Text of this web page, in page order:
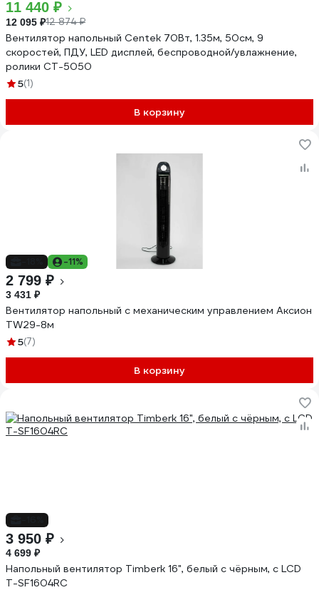
11 440 ₽
12 095 ₽12 874 ₽
Вентилятор напольный Centek 70Вт, 1.35м, 50см, 9
скоростей, ПДУ, LED дисплей, беспроводной/увлажнение,
ролики CT-5050
5(1)
В корзину
-11%
2 799 ₽
3 431 ₽
Вентилятор напольный с механическим управлением Аксион
TW29-8м
5(7)
В корзину
3 950 ₽
4 699 ₽
Напольный вентилятор Timberk 16", белый с чёрным, с LCD
T-SF1604RC